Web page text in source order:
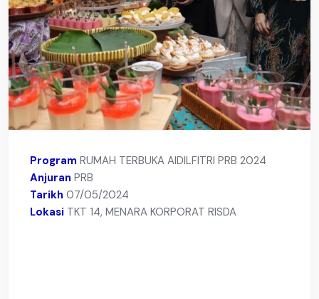
Program RUMAH TERBUKA AIDILFITRI PRB 2024
Anjuran PRB
Tarikh 07/05/2024
Lokasi TKT 14, MENARA KORPORAT RISDA